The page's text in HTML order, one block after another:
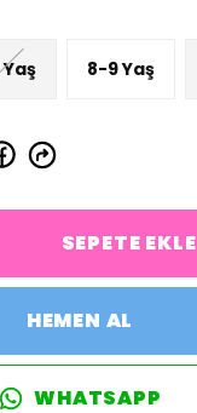
8-9 Yaş
SEPETE EKLE
HEMEN AL
WHATSAPP